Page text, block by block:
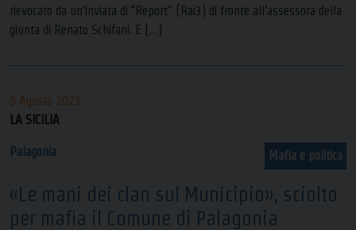
rievocato da un’inviata di “Report” (Rai3) di fronte all’assessora della
giunta di Renato Schifani. E […]
9 Agosto 2023
LA SICILIA
Mafia e politica
Palagonia
«Le mani dei clan sul Municipio», sciolto
per mafia il Comune di Palagonia